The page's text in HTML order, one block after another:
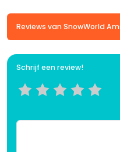
Reviews van SnowWorld
Schrijf een review!